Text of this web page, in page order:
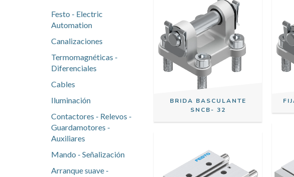
Festo - Electric
Automation
Canalizaciones
Termomagnéticas -
Diferenciales
Cables
Iluminación
Contactores - Relevos -
Guardamotores -
Auxiliares
Mando - Señalización
Arranque suave -
BRIDA BASCULANTE
SNCB- 32